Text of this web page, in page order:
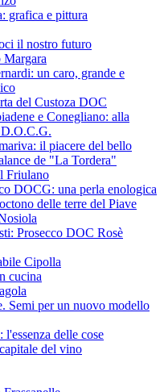
grafica e pittura
il nostro futuro
un caro, grande e
del Custoza DOC
e Conegliano: alla
il piacere del bello
de "La Tordera"
Friulano
DOCG: una perla enologica
delle terre del Piave
Prosecco DOC Rosè
Cipolla
cucina
Semi per un nuovo modello
delle cose
del vino